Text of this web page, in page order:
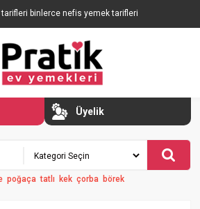
tarifleri binlerce nefis yemek tarifleri
Üyelik
poğaça tatlı kek çorba börek